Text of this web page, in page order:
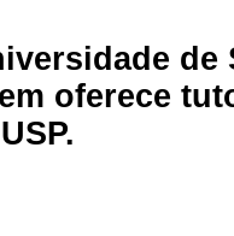
oferece